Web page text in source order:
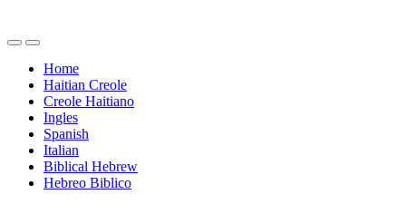
Home
Haitian Creole
Creole Haitiano
Ingles
Spanish
Italian
Biblical Hebrew
Hebreo Biblico